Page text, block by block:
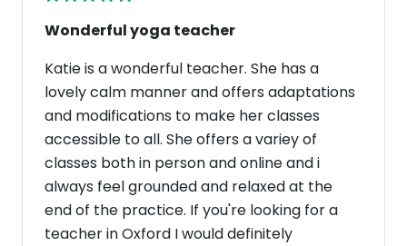
Wonderful yoga teacher
Katie is a wonderful teacher. She has a
lovely calm manner and offers adaptations
and modifications to make her classes
accessible to all. She offers a variey of
classes both in person and online and i
always feel grounded and relaxed at the
end of the practice. If you're looking for a
teacher in Oxford I would definitely